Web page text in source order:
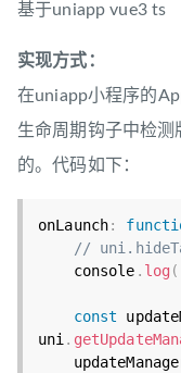
基于uniapp vue3 ts
实现方式：
在uniapp小程序的
生命周期钩子中检
的。代码如下：
onLaunch:
//
    console
. log (
const
uni.